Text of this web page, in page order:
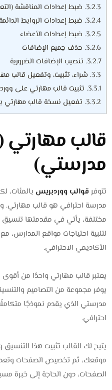
3.2.3. ضبط إعدادات المناقشة
3.2.4. ضبط إعدادات الروابط الدائمة
3.2.5. ضبط إعدادات الأعضاء
3.2.6. حذف جميع الإضافات
3.2.7. تنصيب الإضافات الضرورية
3.3. شراء، تثبيت، وتفعيل قالب
3.3.1. تثبيت قالب مهارتي على
3.3.2. تفعيل نسخة قالب مهارتي
قالب
مدرستي)
تتوفر قوالب ووردبريس بالمئات،
مدرسة احترافي هو قالب مهارتي.
مختلفة، يأتي في مقدمتها
لتلبية احتياجات مواقع المدارس،
الأكاديمي الاحترافي.
يعتبر قالب مهارتي واحدًا من أقوى
يوفر مجموعة من التصاميم
مدرستي الذي يقدم نموذجًا
احترافي.
يتيح لك القالب تثبيت هذا
موقعك، ثم تخصيص الصفحات
الصفحات، دون الحاجة إلى خبرة